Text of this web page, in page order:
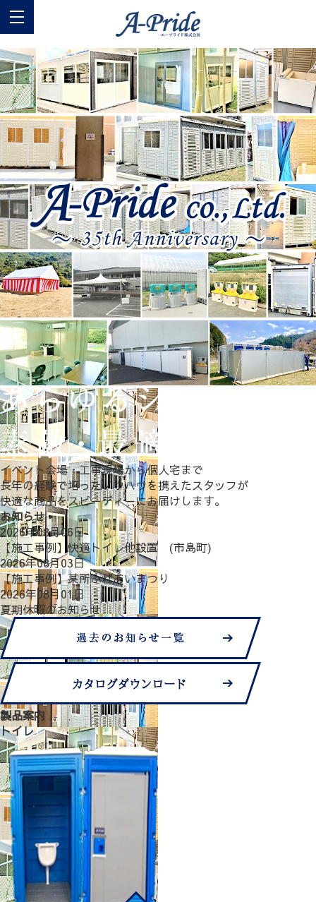
イベント会場・工事現場から個人宅まで
長年の経験で培ったノウハウを携えたスタッフが
快適な商品をスピーディーにお届けします。
お知らせ
2026年08月06日
【施工事例】快適トイレ他設置 (市島町)
2026年08月03日
【施工事例】某所ふれあいまつり
2026年08月01日
夏期休暇のお知らせ
製品案内
トイレ